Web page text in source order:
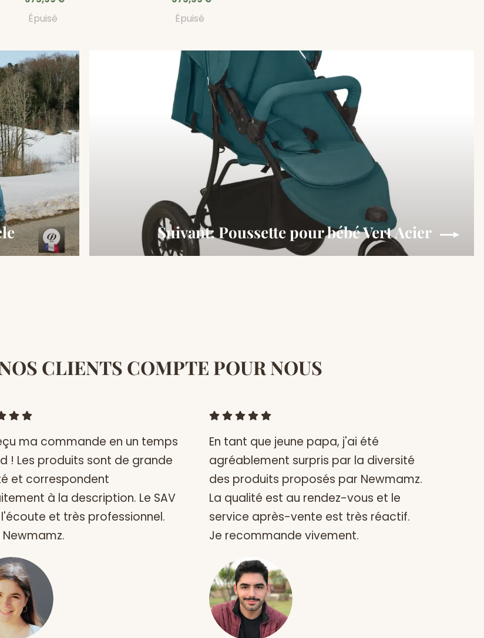
Épuisé Épuisé
Suivant: Poussette pour bébé Vert Acier
CLIENTS COMPTE POUR NOUS
ma commande en un temps
! Les produits sont de grande
et correspondent
à la description. Le SAV
et très professionnel.
Newmamz.
En tant que jeune papa, j'ai été
agréablement surpris par la diversité
des produits proposés par Newmamz.
La qualité est au rendez-vous et le
service après-vente est très réactif.
Je recommande vivement.